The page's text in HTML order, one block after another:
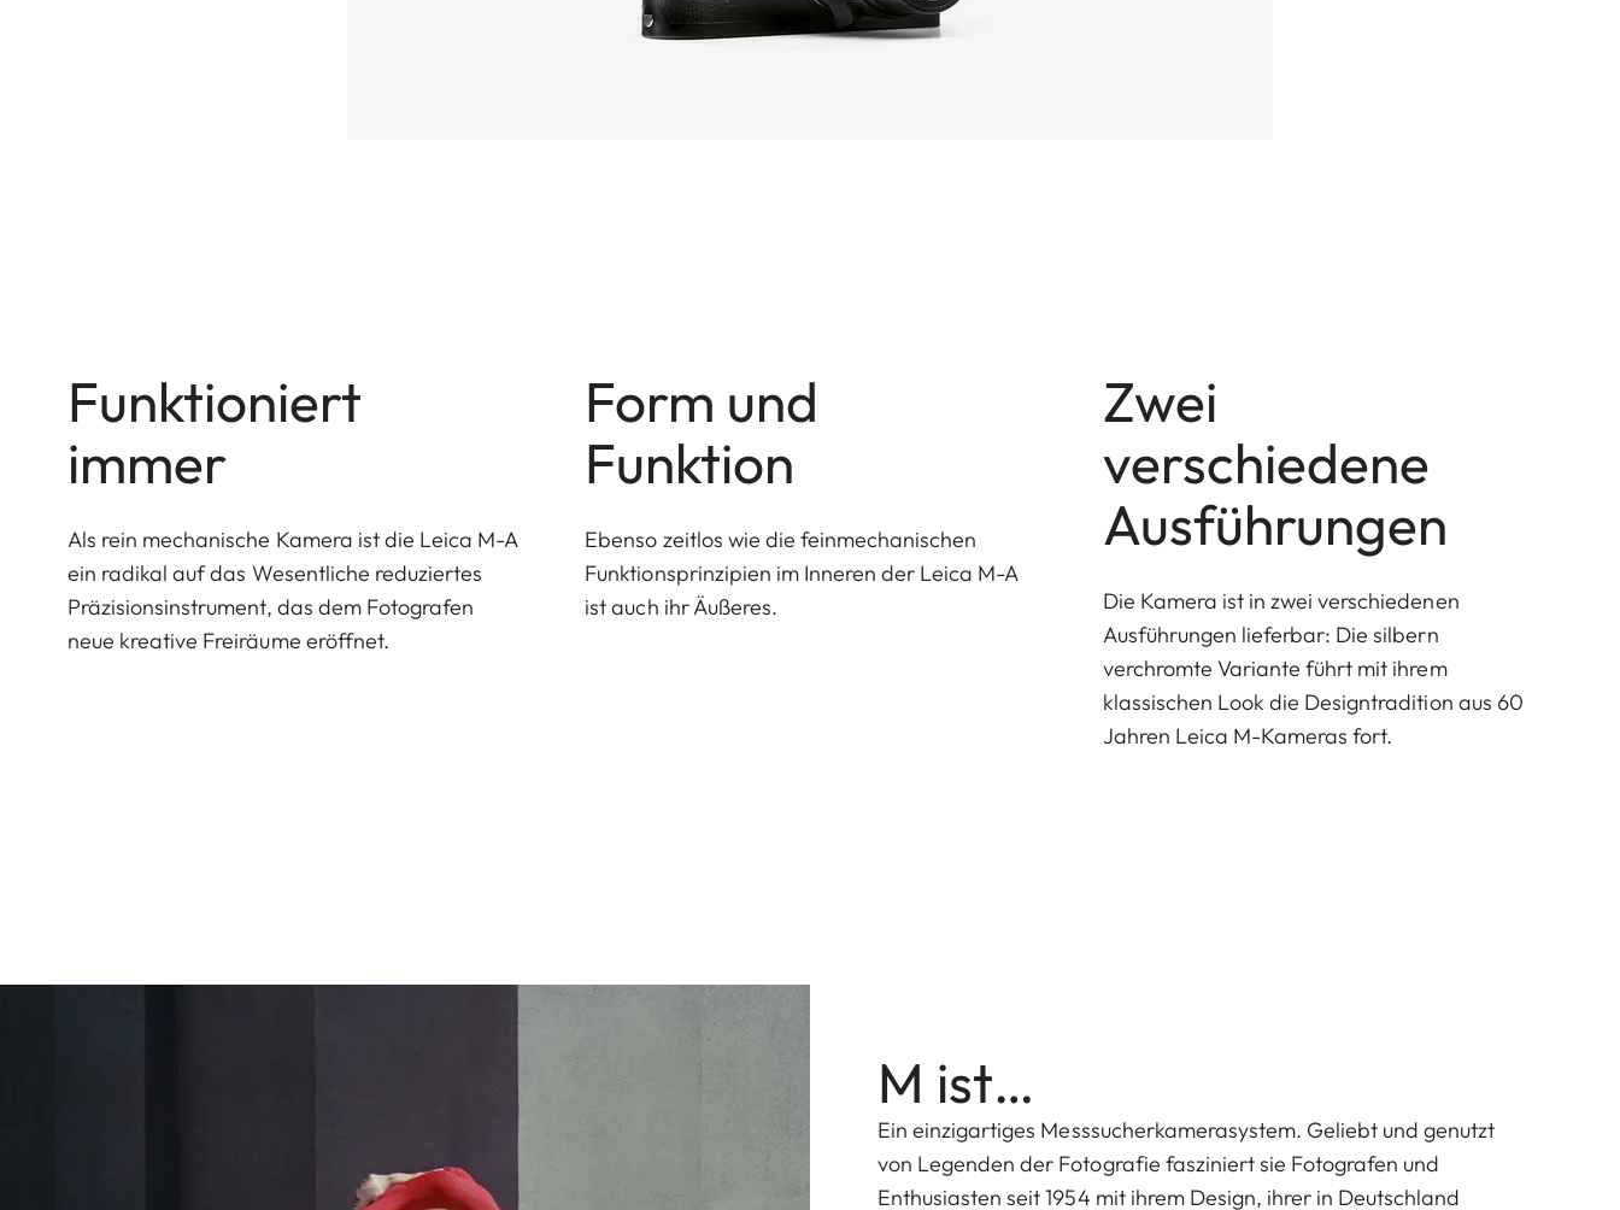
Funktioniert
immer
Als rein mechanische Kamera ist die Leica M-A
ein radikal auf das Wesentliche reduziertes
Präzisionsinstrument, das dem Fotografen
neue kreative Freiräume eröffnet.
Form und
Funktion
Ebenso zeitlos wie die feinmechanischen
Funktionsprinzipien im Inneren der Leica M-A
ist auch ihr Äußeres.
Zwei
verschiedene
Ausführungen
Die Kamera ist in zwei verschiedenen
Ausführungen lieferbar: Die silbern
verchromte Variante führt mit ihrem
klassischen Look die Designtradition aus 60
Jahren Leica M-Kameras fort.
M ist…
Ein einzigartiges Messsucherkamerasystem. Geliebt und genutzt
von Legenden der Fotografie fasziniert sie Fotografen und
Enthusiasten seit 1954 mit ihrem Design, ihrer in Deutschland